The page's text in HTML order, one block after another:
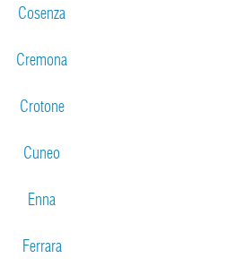
Cosenza
Cremona
Crotone
Cuneo
Enna
Ferrara